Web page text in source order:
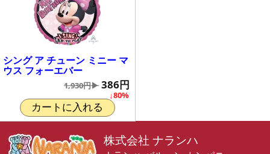
シング ア チューン ミニー マ
ウス フォーエバー
↓80%
1,930円▶ 386円
カートに入れる
株式会社 ナランハ